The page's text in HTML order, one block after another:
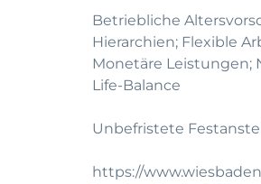
Betriebliche
Hierarchien; Flexible
Monetäre Leistungen;
Life-Balance
Unbefristete
https://